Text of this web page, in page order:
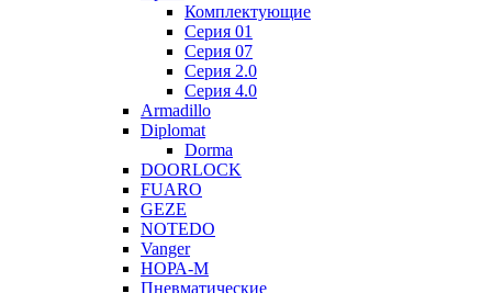
Комплектующие
Серия 01
Серия 07
Серия 2.0
Серия 4.0
Armadillo
Diplomat
Dorma
DOORLOCK
FUARO
GEZE
NOTEDO
Vanger
НОРА-М
Пневматические